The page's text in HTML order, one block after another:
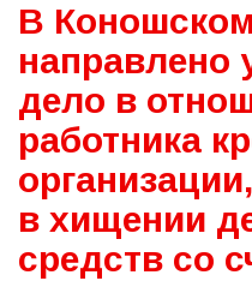
В
направлено
дело в
работника
в хищении
средств со